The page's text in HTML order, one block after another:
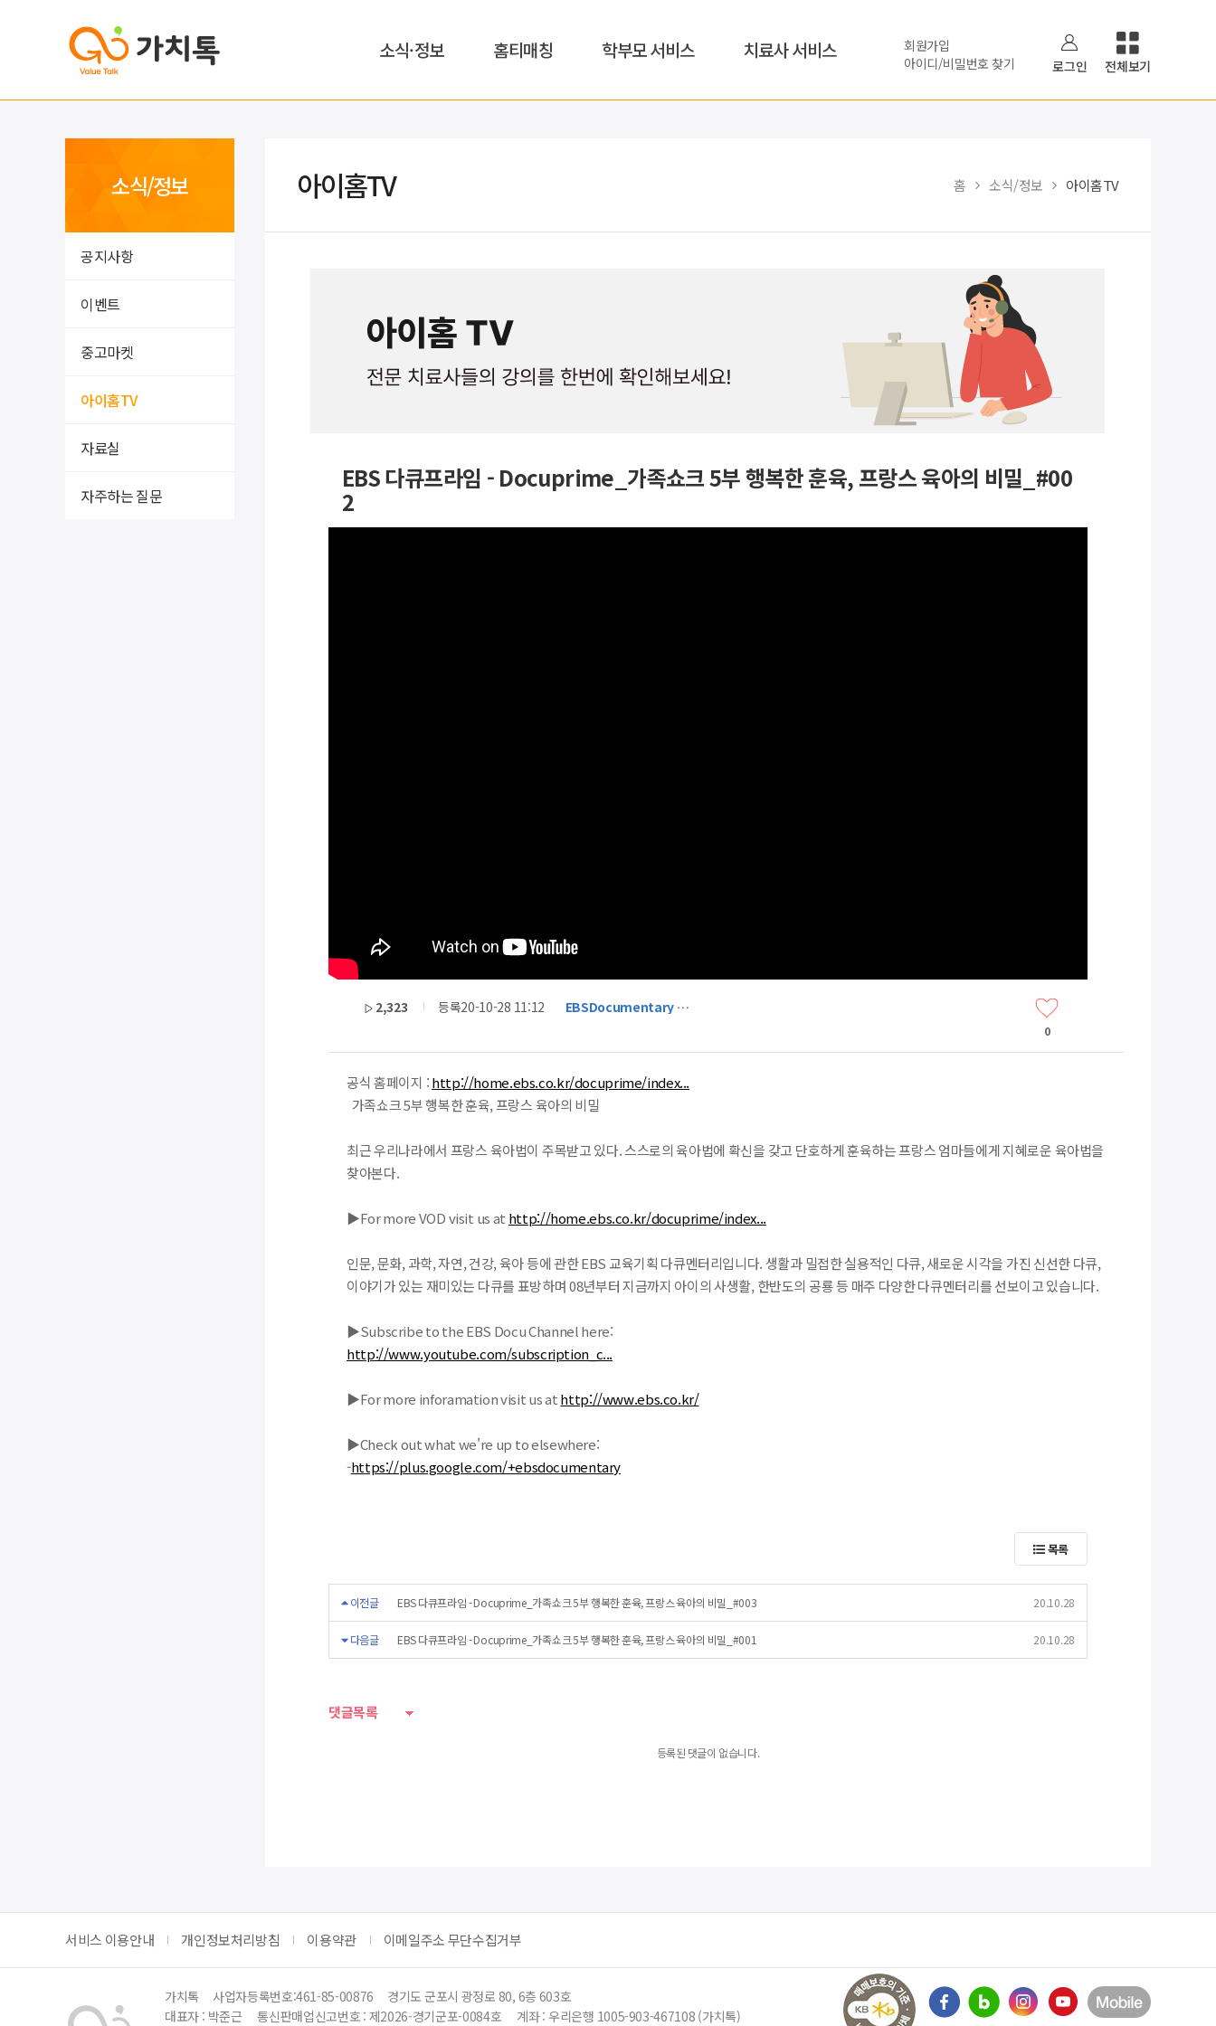
소식·정보 홈티매칭 학부모 서비스 치료사 서비스
회원가입
아이디/비밀번호 찾기
로그인 전체보기
소식/정보
공지사항
이벤트
중고마켓
아이홈TV
자료실
자주하는 질문
아이홈TV 홈 소식/정보 아이홈TV
EBS 다큐프라임 - Docuprime_가족쇼크 5부 행복한 훈육, 프랑스 육아의 비밀_#00
2
2,323 등록20-10-28 11:12 EBSDocumentary …
0
공식 홈페이지 :http://home.ebs.co.kr/docuprime/index...
가족쇼크 5부 행복한 훈육, 프랑스 육아의 비밀
최근 우리나라에서 프랑스 육아법이 주목받고 있다. 스스로의 육아법에 확신을 갖고 단호하게 훈육하는 프랑스 엄마들에게 지혜로운 육아법을
찾아본다.
▶For more VOD visit us at http://home.ebs.co.kr/docuprime/index...
인문, 문화, 과학, 자연, 건강, 육아 등에 관한 EBS 교육기획 다큐멘터리입니다. 생활과 밀접한 실용적인 다큐, 새로운 시각을 가진 신선한 다큐,
이야기가 있는 재미있는 다큐를 표방하며 08년부터 지금까지 아이의 사생활, 한반도의 공룡 등 매주 다양한 다큐멘터리를 선보이고 있습니다.
▶Subscribe to the EBS Docu Channel here:
http://www.youtube.com/subscription_c...
▶For more inforamation visit us athttp://www.ebs.co.kr/
▶Check out what we're up to elsewhere:
-https://plus.google.com/+ebsdocumentary
목록
이전글 EBS 다큐프라임 - Docuprime_가족쇼크 5부 행복한 훈육, 프랑스 육아의 비밀_#003 20.10.28
다음글 EBS 다큐프라임 - Docuprime_가족쇼크 5부 행복한 훈육, 프랑스 육아의 비밀_#001 20.10.28
댓글목록
등록된 댓글이 없습니다.
서비스 이용안내 개인정보처리방침 이용약관 이메일주소 무단수집거부
가치톡 사업자등록번호:461-85-00876
경기도 군포시 광정로 80, 6층 603호
대표자 : 박준근
통신판매업신고번호 : 제2026-경기군포-0084호 계좌 : 우리은행 1005-903-467108 (가치톡)